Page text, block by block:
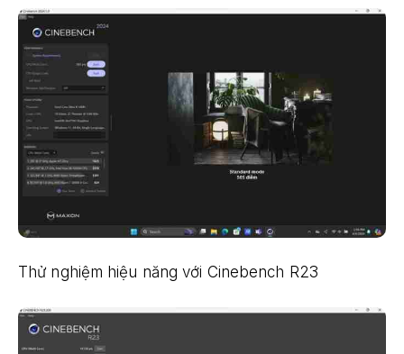
Thử nghiệm hiệu năng với Cinebench R23